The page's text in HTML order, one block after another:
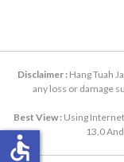
Disclaimer :Hang Tuah
any loss or damage
Best View :Using
13.0
accessible